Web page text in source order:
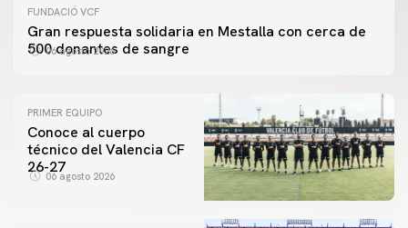
FUNDACIÓ VCF
Gran respuesta solidaria en Mestalla con cerca de
500 donantes de sangre
06 agosto 2026
PRIMER EQUIPO
Conoce al cuerpo
técnico del Valencia CF
26-27
06 agosto 2026